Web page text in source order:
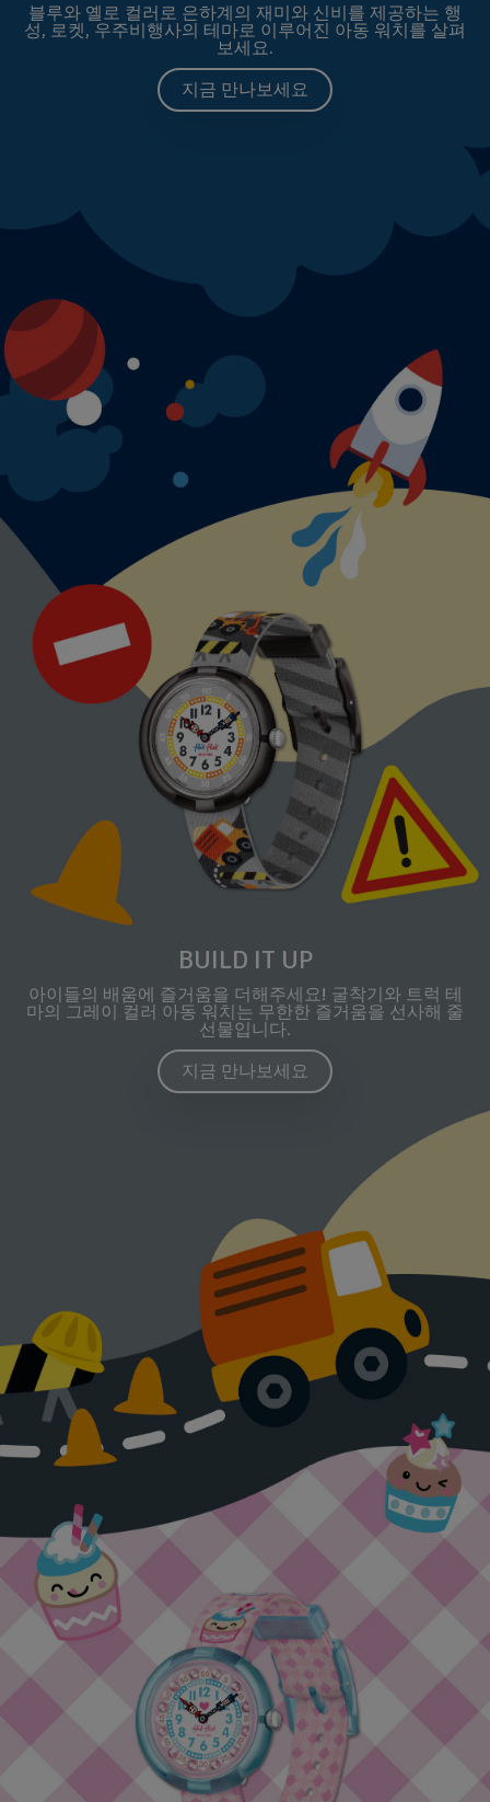
블루와 옐로 컬러로 은하계의 재미와 신비를 제공하는 행
성, 로켓, 우주비행사의 테마로 이루어진 아동 워치를 살펴
보세요.
지금 만나보세요
BUILD IT UP
아이들의 배움에 즐거움을 더해주세요! 굴착기와 트럭 테
마의 그레이 컬러 아동 워치는 무한한 즐거움을 선사해 줄
선물입니다.
지금 만나보세요